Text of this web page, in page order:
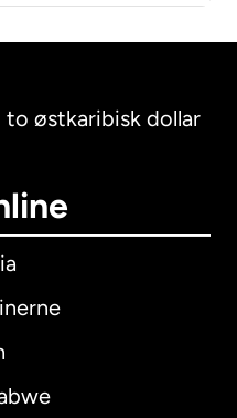
to østkaribisk dollar